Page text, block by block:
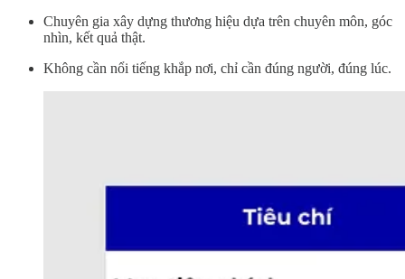
Chuyên gia xây dựng thương hiệu dựa trên chuyên môn, góc
nhìn, kết quả thật.
Không cần nổi tiếng khắp nơi, chỉ cần đúng người, đúng lúc.